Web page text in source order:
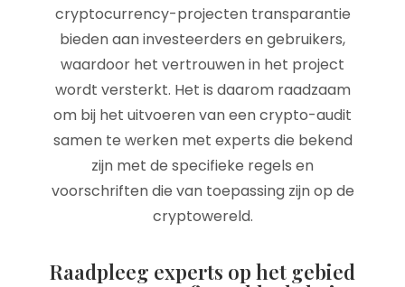
cryptocurrency-projecten transparantie
bieden aan investeerders en gebruikers,
waardoor het vertrouwen in het project
wordt versterkt. Het is daarom raadzaam
om bij het uitvoeren van een crypto-audit
samen te werken met experts die bekend
zijn met de specifieke regels en
voorschriften die van toepassing zijn op de
cryptowereld.
Raadpleeg experts op het gebied